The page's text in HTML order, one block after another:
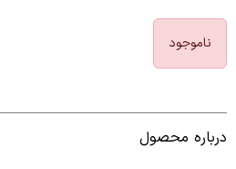
ناموجود
درباره محصول